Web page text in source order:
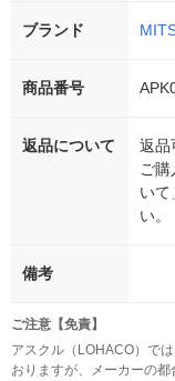
ブランド
商品番号
返品について
返品
ご購
いて
い。
備考
ご注意【免責】
アスクル（LOHACO）で
おりますが、メーカーの都